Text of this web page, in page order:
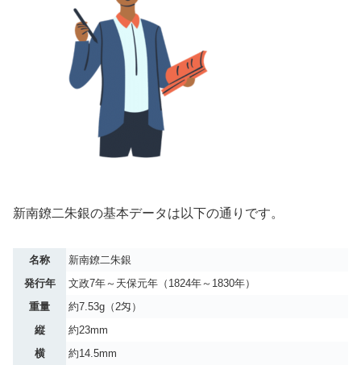
新南鐐二朱銀の基本データは以下の通りです。
名称
新南鐐二朱銀
発行年
文政7年～天保元年（1824年～1830年）
重量
約7.53g（2匁）
縦
約23mm
横
約14.5mm